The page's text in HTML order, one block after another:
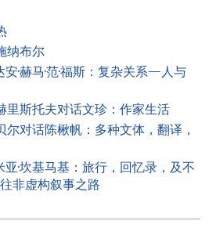
纳布尔
·赫马·范·福斯：复杂关系—人与
里斯托夫对话文珍：作家生活
尔对话陈楸帆：多种文体，翻译，
·坎基马基：旅行，回忆录，及不
非虚构叙事之路